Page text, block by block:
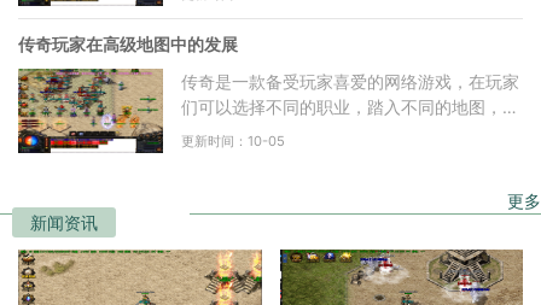
传奇玩家在高级地图中的发展
传奇是一款备受玩家喜爱的网络游戏，在玩家
们可以选择不同的职业，踏入不同的地图，与
其他玩家一起冒险探索。在传奇的世界中，有
更新时间：10-05
新闻资讯
更多